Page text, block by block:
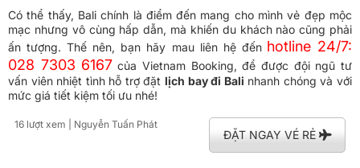
Có thể thấy, Bali chính là điểm đến mang cho mình vẻ đẹp mộc
mạc nhưng vô cùng hấp dẫn, mà khiến du khách nào cũng phải
ấn tượng. Thế nên, bạn hãy mau liên hệ đến hotline 24/7:
028 7303 6167 của Vietnam Booking, để được đội ngũ tư
vấn viên nhiệt tình hỗ trợ đặt lịch bay đi Bali nhanh chóng và với
mức giá tiết kiệm tối ưu nhé!
16 lượt xem | Nguyễn Tuấn Phát
ĐẶT NGAY VÉ RẺ